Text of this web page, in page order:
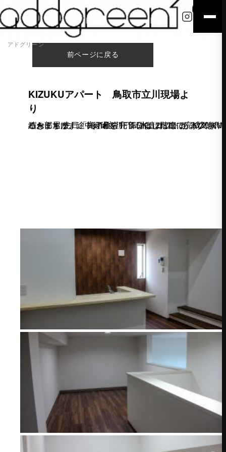
アドグリーン
前ページに戻る
KIZUKUアパート 鳥取市立川現場よ
り
こんにちは。 「alpha立川」＜木造2階建て KIZUKUアパート＞ 先日、完了検査完了しました！ もう少し作業が続きますが、途中経過を！ 1LDK、ロフトが２つ付いているお部屋です。 ＜1F＞ 1F部分はほぼほぼ完成です！